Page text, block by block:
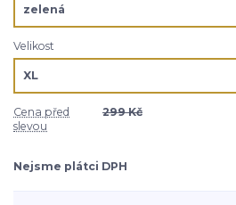
Velikost
Cena před
slevou
299 Kč
Nejsme plátci DPH